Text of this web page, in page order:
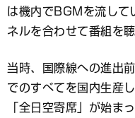
は機内でBGMを流して
ネルを合わせて番組を
当時、国際線への進出
でのすべてを国内生産
「全日空寄席」が始ま